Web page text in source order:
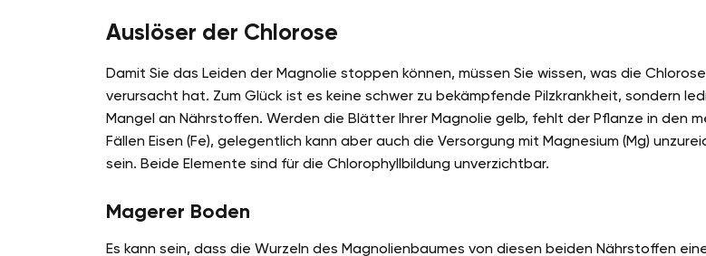
Auslöser der Chlorose
Damit Sie das Leiden der Magnolie stoppen können, müssen Sie wissen, was die Chlorose
verursacht hat. Zum Glück ist es keine schwer zu bekämpfende Pilzkrankheit, sondern
Mangel an Nährstoffen. Werden die Blätter Ihrer Magnolie gelb, fehlt der Pflanze in den
Fällen Eisen (Fe), gelegentlich kann aber auch die Versorgung mit Magnesium (Mg)
sein. Beide Elemente sind für die Chlorophyllbildung unverzichtbar.
Magerer Boden
Es kann sein, dass die Wurzeln des Magnolienbaumes von diesen beiden Nährstoffen